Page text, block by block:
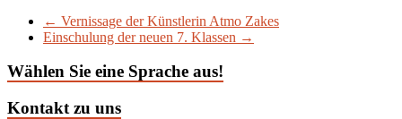
← Vernissage der Künstlerin Atmo Zakes
Einschulung der neuen 7. Klassen →
Wählen Sie eine Sprache aus!
Kontakt zu uns